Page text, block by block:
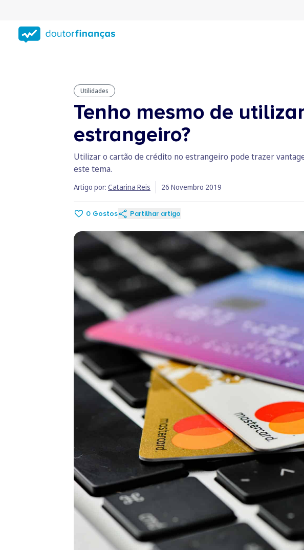
conteúdo
principal
Utilidades
Tenho mesmo de
estrangeiro?
Utilizar o cartão de crédito no estrangeiro pode trazer
este tema.
Artigo por: Catarina Reis 26 Novembro 2019
0 Gostos Partilhar artigo